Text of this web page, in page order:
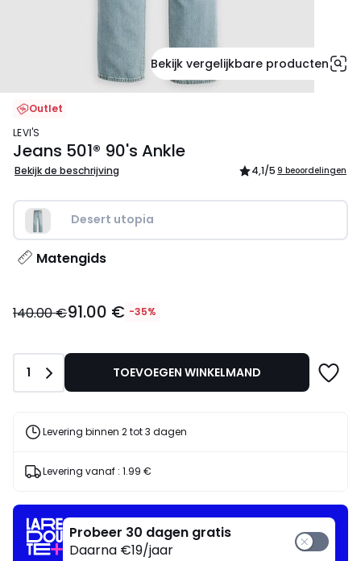
Bekijk vergelijkbare producten
Outlet
LEVI'S
Jeans 501® 90's Ankle
Bekijk de beschrijving 4,1/5 9 beoordelingen
Desert utopia
Matengids
€
140.00
€
korting
toegepast.
140.00 €91.00 € -35%
Aantal
1 TOEVOEGEN WINKELMAND
Levering binnen 2 tot 3 dagen
Levering vanaf : 1.99 €
Probeer 30 dagen gratis
Daarna €19/jaar